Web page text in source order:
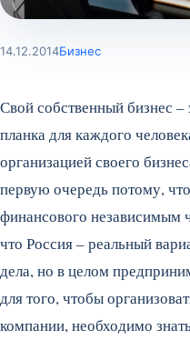
14.12.2014Бизнес
Свой собственный бизнес
планка для каждого
организацией своего
первую очередь потому,
финансового независимым
что Россия – реальный
дела, но в целом
для того, чтобы
компании, необходимо